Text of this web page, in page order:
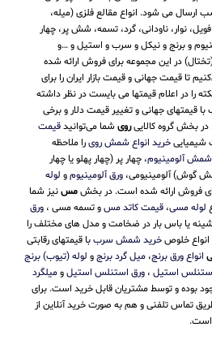
ارسال می شود. انواع مقالع فلزی (میله،
نوار، ناودانی، گرد، تسمه، شش پر، چهار
و برنج و نیکل و سرب و استیل و …و
در این مجموعه برای فروش ارائه شده
تا قیمت جهانی و قیمت بازار ایران را برای
را در اعلام قیمتها می بایست در نظر داشته
با قیمتهای جهانی و تغییر قیمت دلار و برخی
بخش گروه کالاییروی شما می‌توانیدقیمت
خرید انواع شمش رویرا ملاحظه
شمش آلومینیوم، چهار پر (چهار پهلو یا چهار
آلومینیومی، ورق آلومینیومو لوله
فروش ارائه شده است. در بخشمسنیز شما
لوله مسی، قیمت کاتد مسو تسمه مسی ، ورق
یا باس بار در ضخامت و مدل های مختلف را
انواع خلوصخرید شمش سرببا قیمتهای رقابتی
انواع ورق برنج، میل گرد برنجو لوله (تیوب) برنج
استیل ، ورق استنلس استیلومیلگرد
بوده و توسط مشتریان قابل خرید است. برای
تماس تلفنی و هم به صورت خرید آنلاین از
است.